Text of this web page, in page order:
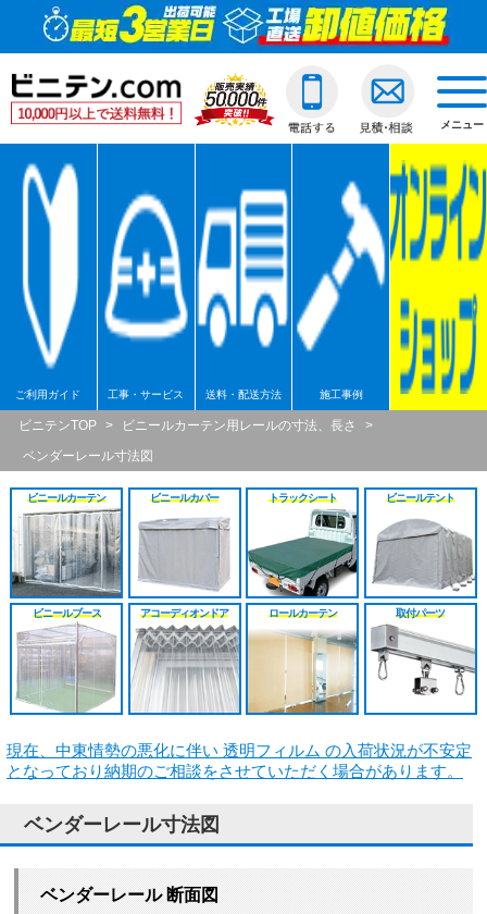
メニュー
ご利用ガイド 工事・サービス 送料・配送方法 施工事例
ビニテンTOP > ビニールカーテン用レールの寸法、長さ
>
ベンダーレール寸法図
ビニールカーテン ビニールカバー トラックシート ビニールテント
ビニールブース アコーディオンドア ロールカーテン 取付パーツ
現在、中東情勢の悪化に伴い 透明フィルム の入荷状況が不安定
となっており納期のご相談をさせていただく場合があります。
ベンダーレール寸法図
ベンダーレール 断面図
ビニールカーテン 透明ビニールカーテン
糸入ビニールカーテン
ターポリンビニール
パワーシートビニー
ターポリンメッシュ
不燃ターポリンビニ
耐熱ビニールカーテン
溶接遮光ビニールカ
戻る
ジャバラビニールカーテン
透明ジャバラビニー
糸入りジャバラビニ
ターポリンジャバラ
コンビネーションジ
不燃ターポリンジャ
戻る
のれんカーテン式
のれんカーテン式ビ
のれんカーテン可動
戻る
ロールスクリーン
透明ロールスクリーン
透明糸入りロールス
ターポリンロールス
不燃ターポリンロー
透明電動ロールスク
糸入透明電動ロール
ターポリン電動ロー
不燃ターポリン電動
戻る
アコーディオンドア
透明アコーディオン
糸入アコーディオン
ターポリンアコーデ
不燃ターポリンアコ
戻る
ネットカーテン網
ネットカーテン/網
戻る
大型カーテンレール
D30スチール製
D30アルミ製
D30ステンレス製
D30隙間シートレール
D40スチール製
D40アルミ製
D40ステンレス製
D40隙間シートレール
HGレール
ベンダーレール
その他部品関連
戻る
間仕切ポール
間仕切ポールスリム
間仕切ポール押さえ
間仕切ポールHGタイ
間仕切ポールXGタイ
間仕切ポールネット用
戻る
透明ビニールカバー
糸入りビニールカバー
合繊帆布ビニールカ
パワーシートビニー
ターポリンビニール
オプション加工
シート
透明ビニールシート
糸入りビニールシート
合繊帆布ビニールシ
パワーシートビニー
ターポリンビニール
オプション加工
原反カット販売
透明フィルム原反・
糸入フィルム原反・
ターポリン原反・カ
帯電防止ターポリン
ターポリンメッシュ
パワーシート原反・
不燃ターポリン原反
耐熱シート原反・カ
のれんカーテン原反
のれんカーテン可動
戻る
戻る
ご利用ガイド
他社との違い
ご注文の流れ
送料・配送方法
返品・交換
お支払い方法
大口割引
施工工事見積り
パートナー募集
戻る